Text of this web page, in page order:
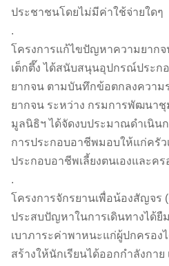
ประชาชนโดยไม่มีค่าใช้จ่ายใดๆ
.
โครงการแก้ไขปัญหาความยาก
เต็กตึ๊ง ได้สนับสนุนอุปกรณ์ประก
ยากจน ตามบันทึกข้อตกลงควา
ยากจน ระหว่าง กรมการพัฒนา
มูลนิธิฯ ได้จัดงบประมาณดำเนิน
การประกอบอาชีพมอบให้แก่ครัว
ประกอบอาชีพเลี้ยงตนเองและคร
.
โครงการจักรยานเพื่อน้องสัญจร
ประสบปัญหาในการเดินทางได้ยื
เบาภาระค่าพาหนะแก่ผู้ปกครอง
สร้างให้นักเรียนได้ออกกำลังกาย